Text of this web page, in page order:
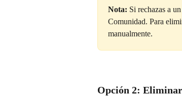
Nota: Si rechazas a
Comunidad. Para
manualmente.
Opción 2: